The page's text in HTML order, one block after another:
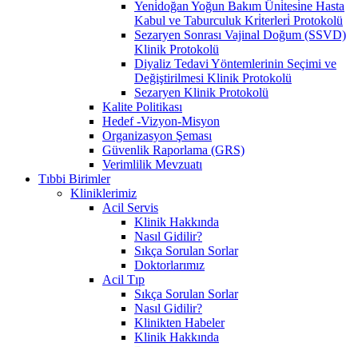
Yeni̇doğan Yoğun Bakım Üni̇tesi̇ne Hasta
Kabul ve Taburculuk Kri̇terleri̇ Protokolü
Sezaryen Sonrası Vajinal Doğum (SSVD)
Klinik Protokolü
Diyaliz Tedavi Yöntemlerinin Seçimi ve
Değiştirilmesi Klinik Protokolü
Sezaryen Klinik Protokolü
Kalite Politikası
Hedef -Vizyon-Misyon
Organizasyon Şeması
Güvenlik Raporlama (GRS)
Verimlilik Mevzuatı
Tıbbi Birimler
Kliniklerimiz
Acil Servis
Klinik Hakkında
Nasıl Gidilir?
Sıkça Sorulan Sorlar
Doktorlarımız
Acil Tıp
Sıkça Sorulan Sorlar
Nasıl Gidilir?
Klinikten Habeler
Klinik Hakkında